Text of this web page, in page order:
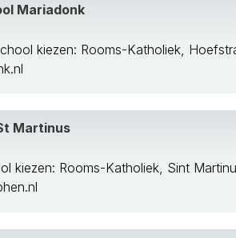
Mariadonk
kiezen: Rooms-Katholiek,
Martinus
kiezen: Rooms-Katholiek, Sint